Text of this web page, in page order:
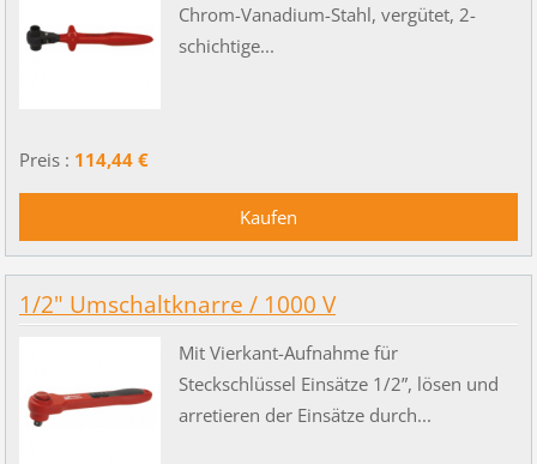
Chrom-Vanadium-Stahl, vergütet, 2-
schichtige...
Preis : 114,44 €
1/2" Umschaltknarre / 1000 V
Mit Vierkant-Aufnahme für
Steckschlüssel Einsätze 1/2”, lösen und
arretieren der Einsätze durch...